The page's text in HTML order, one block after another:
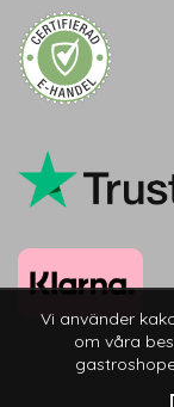
Vi använder
om våra